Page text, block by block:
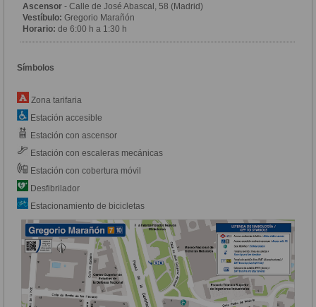
Ascensor - Calle de José Abascal, 58 (Madrid)
Vestíbulo: Gregorio Marañón
Horario: de 6:00 h a 1:30 h
Símbolos
Zona tarifaria
Estación accesible
Estación con ascensor
Estación con escaleras mecánicas
Estación con cobertura móvil
Desfibrilador
Estacionamiento de bicicletas